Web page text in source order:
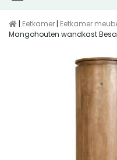
| Eetkamer | Eetkamer
Mangohouten wandkast Besa